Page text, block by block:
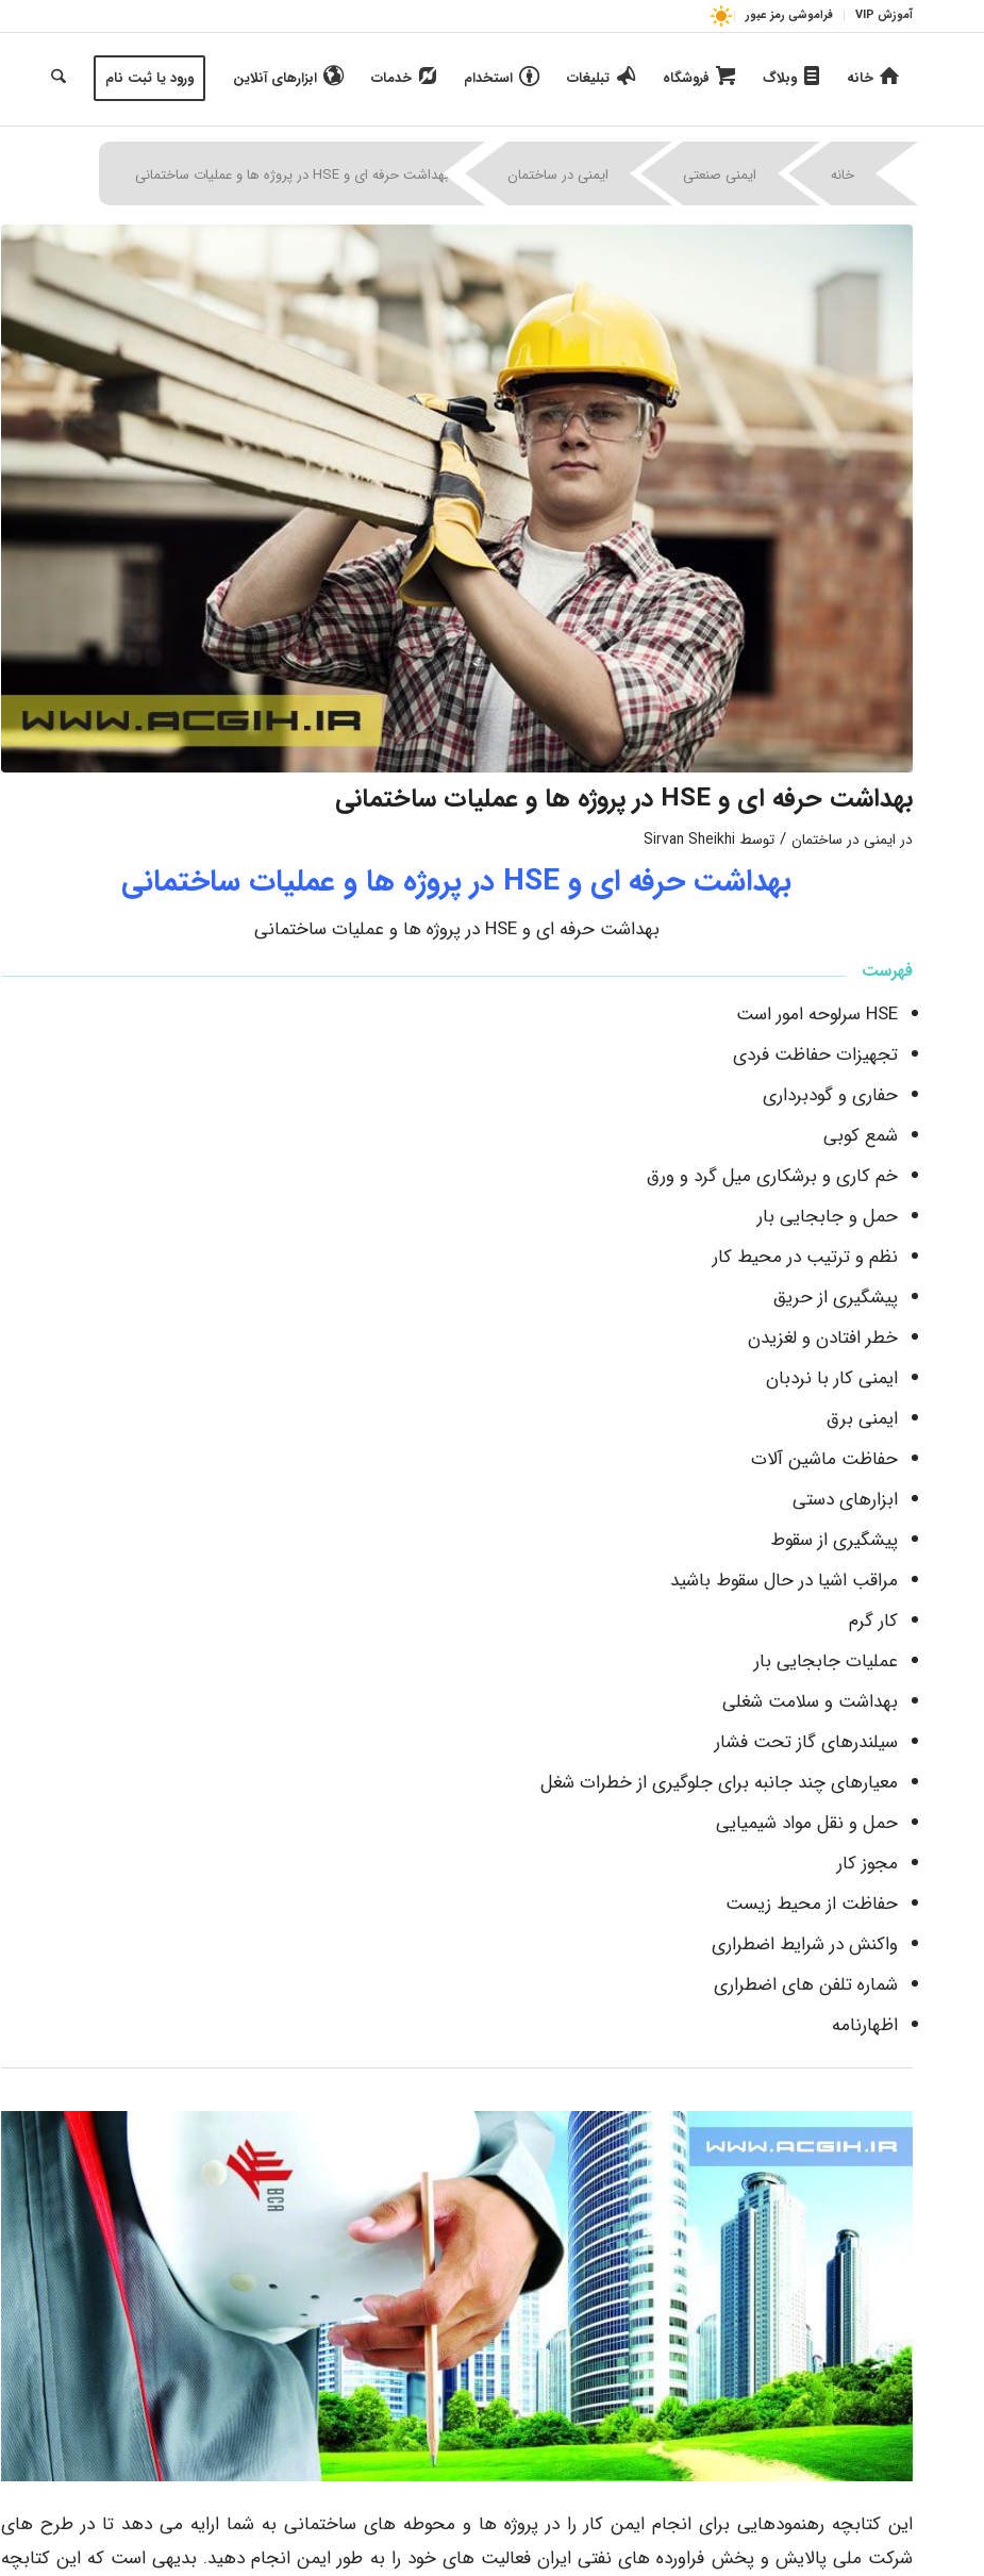
آموزش VIP فراموشی رمز عبور
خانه وبلاگ فروشگاه تبلیغات استخدام خدمات ابزارهای آنلاین ورود یا ثبت نام
خانه ایمنی صنعتی | ایمنی در ساختمان بهداشت حرفه ای و HSE در پروژه ها و عملیات ساختمانی
بهداشت حرفه ای و HSE در پروژه ها و عملیات ساختمانی
در ایمنی در ساختمان / توسط Sirvan Sheikhi
بهداشت حرفه ای و HSE در پروژه ها و عملیات ساختمانی
بهداشت حرفه ای و HSE در پروژه ها و عملیات ساختمانی
فهرست
HSE سرلوحه امور است
تجهیزات حفاظت فردی
حفاری و گودبرداری
شمع کوبی
خم کاری و برشکاری میل گرد و ورق
حمل و جابجایی بار
نظم و ترتیب در محیط کار
پیشگیری از حریق
خطر افتادن و لغزیدن
ایمنی کار با نردبان
ایمنی برق
حفاظت ماشین آلات
ابزارهای دستی
پیشگیری از سقوط
مراقب اشیا در حال سقوط باشید
کار گرم
عملیات جابجایی بار
بهداشت و سلامت شغلی
سیلندرهای گاز تحت فشار
معیارهای چند جانبه برای جلوگیری از خطرات شغل
حمل و نقل مواد شیمیایی
مجوز کار
حفاظت از محیط زیست
واکنش در شرایط اضطراری
شماره تلفن های اضطراری
اظهارنامه
این کتابچه رهنمودهایی برای انجام ایمن کار را در پروژه ها و محوطه های ساختمانی به شما ارایه می دهد تا در طرح های
شرکت ملی پالایش و پخش فراورده های نفتی ایران فعالیت های خود را به طور ایمن انجام دهید. بدیهی است که این کتابچه